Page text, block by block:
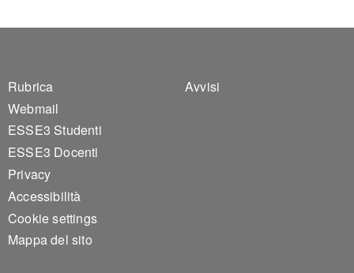
Footer 1
Rubrica
Webmail
ESSE3 Studenti
ESSE3 Docenti
Privacy
Accessibilità
Cookie settings
Mappa del sito
Footer 2
Avvisi